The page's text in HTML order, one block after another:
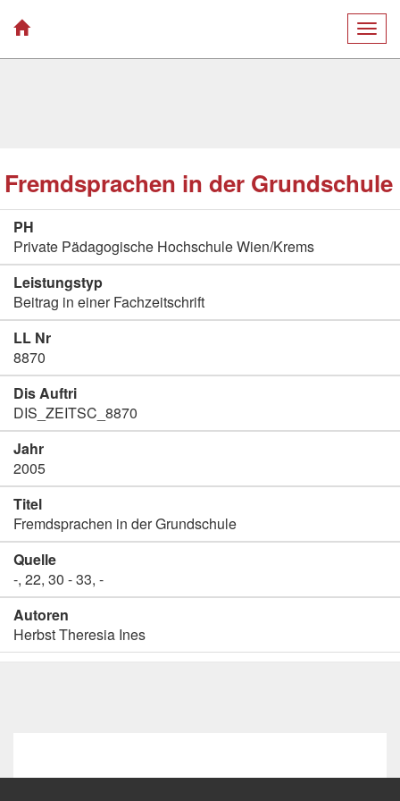
Fremdsprachen in der Grundschule
PH
Private Pädagogische Hochschule Wien/Krems
Leistungstyp
Beitrag in einer Fachzeitschrift
LL Nr
8870
Dis Auftri
DIS_ZEITSC_8870
Jahr
2005
Titel
Fremdsprachen in der Grundschule
Quelle
-, 22, 30 - 33, -
Autoren
Herbst Theresia Ines